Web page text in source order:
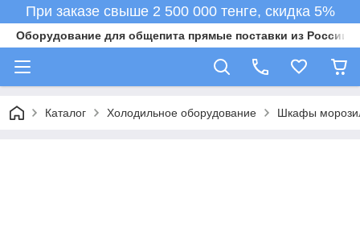
При заказе свыше 2 500 000 тенге, скидка 5%
Оборудование для общепита прямые поставки из России в
Каталог Холодильное оборудование Шкафы